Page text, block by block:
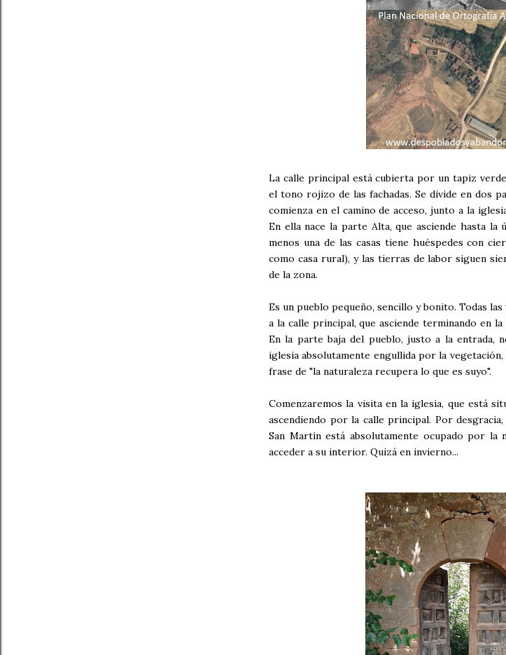
La calle principal está cubierta por un tapiz
el tono rojizo de las fachadas. Se divide en dos
comienza en el camino de acceso, junto a la
En ella nace la parte Alta, que asciende hasta la
menos una de las casas tiene huéspedes con
como casa rural), y las tierras de labor siguen
de la zona.
Es un pueblo pequeño, sencillo y bonito. Todas
a la calle principal, que asciende terminando en la
En la parte baja del pueblo, justo a la entrada,
iglesia absolutamente engullida por la
frase de "la naturaleza recupera lo que es suyo".
Comenzaremos la visita en la iglesia, que está
ascendiendo por la calle principal. Por
San Martín está absolutamente ocupado por la
acceder a su interior. Quizá en invierno...